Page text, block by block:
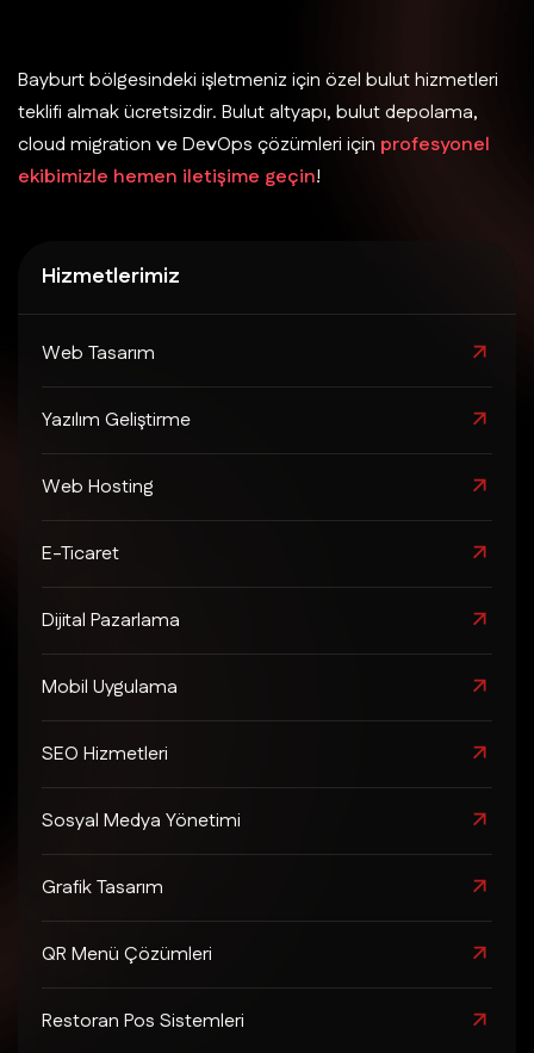
Bayburt bölgesindeki işletmeniz için özel bulut hizmetleri
teklifi almak ücretsizdir. Bulut altyapı, bulut depolama,
cloud migration ve DevOps çözümleri için profesyonel
ekibimizle hemen iletişime geçin!
Hizmetlerimiz
Web Tasarım
Yazılım Geliştirme
Web Hosting
E-Ticaret
Dijital Pazarlama
Mobil Uygulama
SEO Hizmetleri
Sosyal Medya Yönetimi
Grafik Tasarım
QR Menü Çözümleri
Restoran Pos Sistemleri